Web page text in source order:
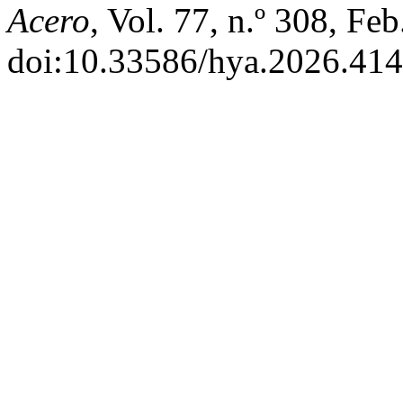
Acero, Vol. 77, n.º 308,
doi:10.33586/